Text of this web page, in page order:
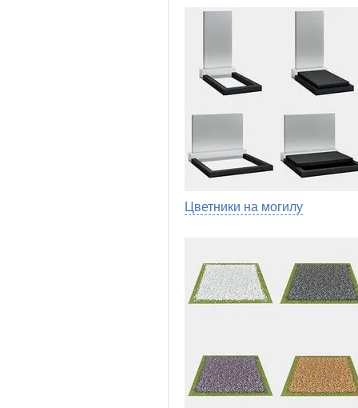
Цветники на могилу